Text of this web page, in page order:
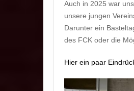
Auch in 2025 war
unsere jungen
Darunter ein
des FCK oder die
Hier ein paar